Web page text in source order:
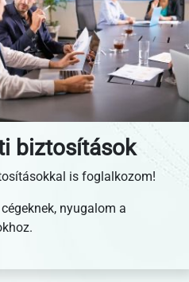
biztosítások
is foglalkozom!
nyugalom a